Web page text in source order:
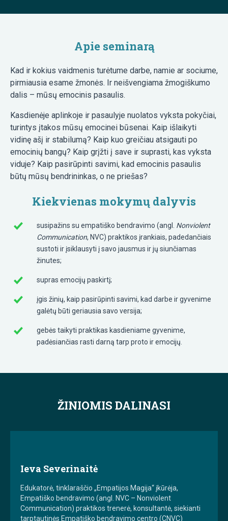
Apie seminarą
Kad ir kokius vaidmenis turėtume darbe, namie ar sociume,
pirmiausia esame žmonės. Ir neišvengiama žmogiškumo
dalis – mūsų emocinis pasaulis.
Kasdienėje aplinkoje ir pasaulyje nuolatos vyksta pokyčiai,
turintys įtakos mūsų emocinei būsenai. Kaip išlaikyti
vidinę ašį ir stabilumą? Kaip kuo greičiau atsigauti po
emocinių bangų? Kaip grįžti į save ir suprasti, kas vyksta
viduje? Kaip pasirūpinti savimi, kad emocinis pasaulis
būtų mūsų bendrininkas, o ne priešas?
Kiekvienas mokymų dalyvis
susipažins su empatiško bendravimo (angl. Nonviolent
Communication, NVC) praktikos įrankiais, padedančiais
sustoti ir įsiklausyti į savo jausmus ir jų siunčiamas
žinutes;
supras emocijų paskirtį;
įgis žinių, kaip pasirūpinti savimi, kad darbe ir gyvenime
galėtų būti geriausia savo versija;
gebės taikyti praktikas kasdieniame gyvenime,
padėsiančias rasti darną tarp proto ir emocijų.
ŽINIOMIS DALINASI
Ieva Severinaitė
Edukatorė, tinklaraščio „Empatijos Magija“ įkūrėja,
Empatiško bendravimo (angl. NVC – Nonviolent
Communication) praktikos trenerė, konsultantė, siekianti
tarptautinės Empatiško bendravimo centro (CNVC)